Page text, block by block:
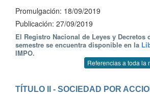
Promulgación: 18/09/2019
Publicación: 27/09/2019
El Registro Nacional de Leyes y Decretos
semestre se encuentra disponible en la
IMPO.
Referencias a toda la
TÍTULO II - SOCIEDAD POR